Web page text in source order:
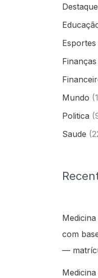
Esportes
Finanças
Mundo
Politica
Saude
com
—